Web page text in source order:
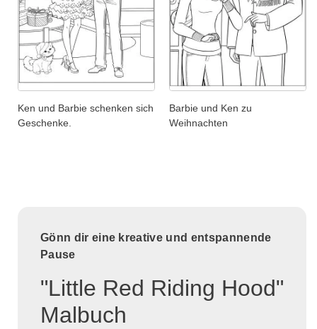
Ken und Barbie schenken sich
Geschenke.
Barbie und Ken zu
Weihnachten
Gönn dir eine kreative und entspannende
Pause
"Little Red Riding Hood"
Malbuch